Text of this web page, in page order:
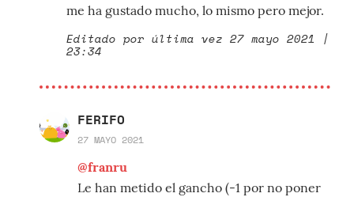
me ha gustado mucho, lo mismo pero mejor.
Editado por última vez 27 mayo 2021 |
23:34
FERIFO
27 MAYO 2021
@franru
Le han metido el gancho (-1 por no poner